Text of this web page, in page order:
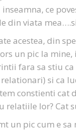
ce
din viata
acestea, din
un pic la
fara sa stiu
si ca
constienti
lor? Cat
un pic cum e